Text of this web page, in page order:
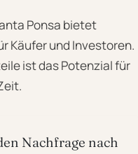
Ponsa bietet
Käufer und Investoren.
ist das Potenzial für
Nachfrage nach